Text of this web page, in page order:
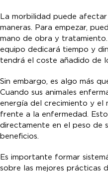
La morbilidad puede
maneras. Para empezar,
mano de obra y tratamiento.
equipo dedicará tiempo y
tendrá el coste añadido de
Sin embargo, es algo más
Cuando sus animales
energía del crecimiento y el
frente a la enfermedad.
directamente en el peso de
beneficios.
Es importante formar
sobre las mejores prácticas